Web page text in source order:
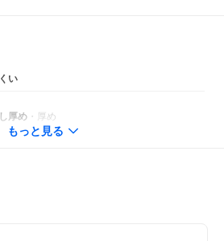
保護フィルムと干渉する場合がありま
り付け方により、保護フィルムが浮い
い
厚め ・ 厚め
もっと見る